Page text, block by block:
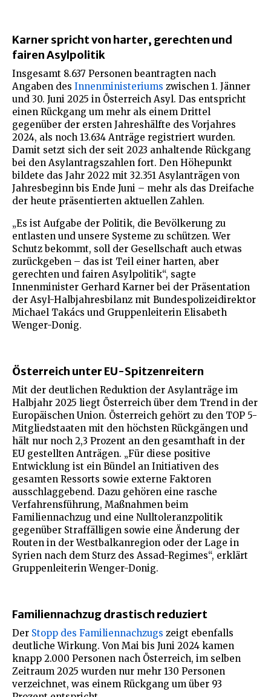
Karner spricht von harter, gerechten und
fairen Asylpolitik
Insgesamt 8.637 Personen beantragten nach
Angaben des Innenministeriums zwischen 1. Jänner
und 30. Juni 2025 in Österreich Asyl. Das entspricht
einen Rückgang um mehr als einem Drittel
gegenüber der ersten Jahreshälfte des Vorjahres
2024, als noch 13.634 Anträge registriert wurden.
Damit setzt sich der seit 2023 anhaltende Rückgang
bei den Asylantragszahlen fort. Den Höhepunkt
bildete das Jahr 2022 mit 32.351 Asylanträgen von
Jahresbeginn bis Ende Juni – mehr als das Dreifache
der heute präsentierten aktuellen Zahlen.
„Es ist Aufgabe der Politik, die Bevölkerung zu
entlasten und unsere Systeme zu schützen. Wer
Schutz bekommt, soll der Gesellschaft auch etwas
zurückgeben – das ist Teil einer harten, aber
gerechten und fairen Asylpolitik“, sagte
Innenminister Gerhard Karner bei der Präsentation
der Asyl-Halbjahresbilanz mit Bundespolizeidirektor
Michael Takács und Gruppenleiterin Elisabeth
Wenger-Donig.
Österreich unter EU-Spitzenreitern
Mit der deutlichen Reduktion der Asylanträge im
Halbjahr 2025 liegt Österreich über dem Trend in der
Europäischen Union. Österreich gehört zu den TOP 5-
Mitgliedstaaten mit den höchsten Rückgängen und
hält nur noch 2,3 Prozent an den gesamthaft in der
EU gestellten Anträgen. „Für diese positive
Entwicklung ist ein Bündel an Initiativen des
gesamten Ressorts sowie externe Faktoren
ausschlaggebend. Dazu gehören eine rasche
Verfahrensführung, Maßnahmen beim
Familiennachzug und eine Nulltoleranzpolitik
gegenüber Straffälligen sowie eine Änderung der
Routen in der Westbalkanregion oder der Lage in
Syrien nach dem Sturz des Assad-Regimes“, erklärt
Gruppenleiterin Wenger-Donig.
Familiennachzug drastisch reduziert
Der Stopp des Familiennachzugs zeigt ebenfalls
deutliche Wirkung. Von Mai bis Juni 2024 kamen
knapp 2.000 Personen nach Österreich, im selben
Zeitraum 2025 wurden nur mehr 130 Personen
verzeichnet, was einem Rückgang um über 93